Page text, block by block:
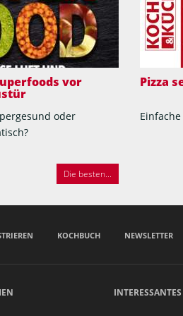
vor
oder
Die besten...
Pizza
KOCHBUCH NEWSLETTER